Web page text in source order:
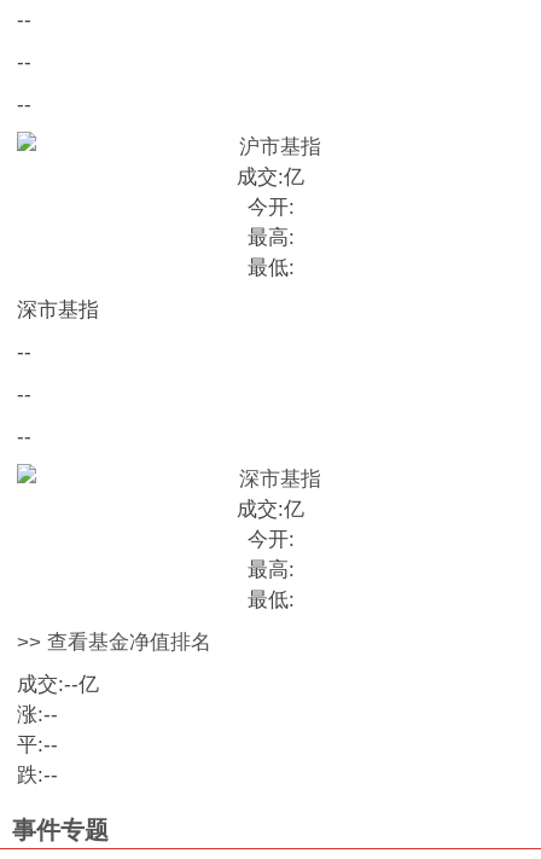
--
--
--
成交:亿
今开:
最高:
最低:
深市基指
--
--
--
成交:亿
今开:
最高:
最低:
>> 查看基金净值排名
成交:--亿
涨:--
平:--
跌:--
事件专题